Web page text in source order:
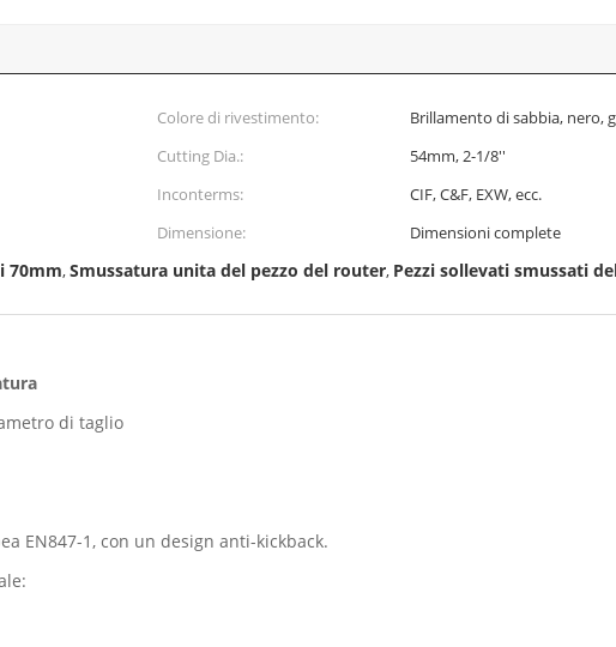
Colore di rivestimento:
Brillamento di sabbia, nero,
Cutting Dia.:
54mm, 2-1/8''
Inconterms:
CIF, C&F, EXW, ecc.
Dimensione:
Dimensioni complete
70mm,Smussatura unita del pezzo del router, Pezzi sollevati smussati
di taglio
EN847-1, con un design anti-kickback.